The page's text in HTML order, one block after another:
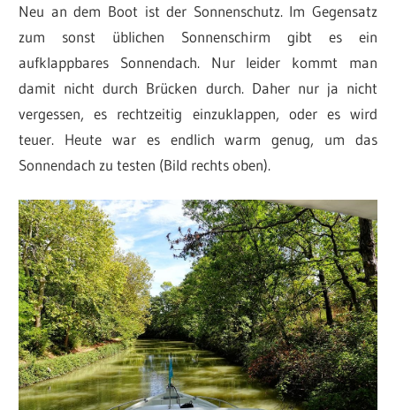
Neu an dem Boot ist der Sonnenschutz. Im Gegensatz
zum sonst üblichen Sonnenschirm gibt es ein
aufklappbares Sonnendach. Nur leider kommt man
damit nicht durch Brücken durch. Daher nur ja nicht
vergessen, es rechtzeitig einzuklappen, oder es wird
teuer. Heute war es endlich warm genug, um das
Sonnendach zu testen (Bild rechts oben).